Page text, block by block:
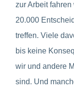
zur Arbeit
20.000
treffen. Viele
bis keine
wir und andere
sind. Und